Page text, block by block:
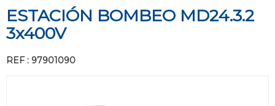
ESTACIÓN BOMBEO MD24.3.2
3x400V
REF : 97901090